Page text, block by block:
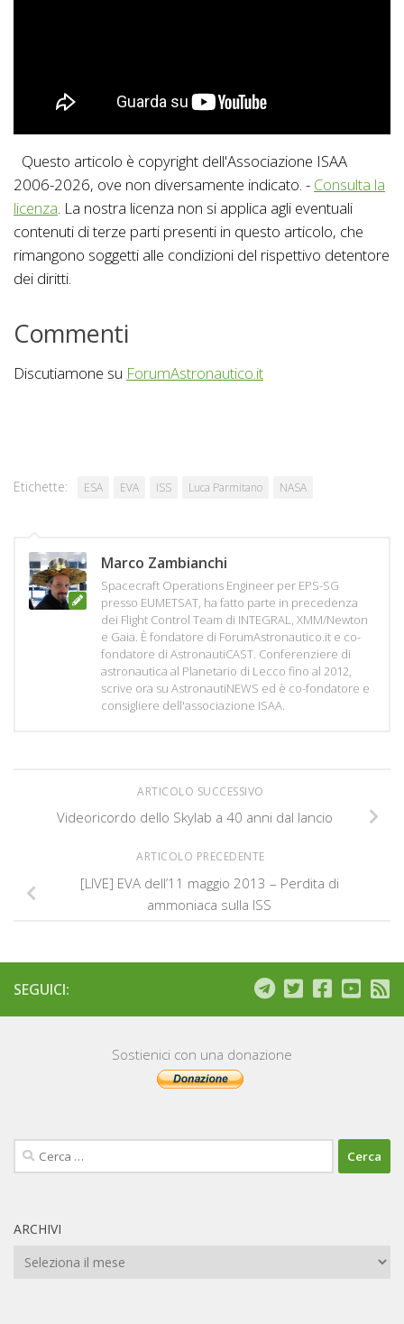
Questo articolo è copyright dell'Associazione ISAA
2006-2026, ove non diversamente indicato. - Consulta la
licenza . La nostra licenza non si applica agli eventuali
contenuti di terze parti presenti in questo articolo, che
rimangono soggetti alle condizioni del rispettivo detentore
dei diritti.
Commenti
Discutiamone su ForumAstronautico.it
Etichette: ESA EVA ISS Luca Parmitano NASA
Marco Zambianchi
Spacecraft Operations Engineer per EPS-SG
presso EUMETSAT, ha fatto parte in precedenza
dei Flight Control Team di INTEGRAL, XMM/Newton
e Gaia. È fondatore di ForumAstronautico.it e co-
fondatore di AstronautiCAST. Conferenziere di
astronautica al Planetario di Lecco fino al 2012,
scrive ora su AstronautiNEWS ed è co-fondatore e
consigliere dell'associazione ISAA.
ARTICOLO SUCCESSIVO
Videoricordo dello Skylab a 40 anni dal lancio
ARTICOLO PRECEDENTE
[LIVE] EVA dell’11 maggio 2013 – Perdita di
ammoniaca sulla ISS
SEGUICI:
Sostienici con una donazione
Ricerca
per:
ARCHIVI
Archivi